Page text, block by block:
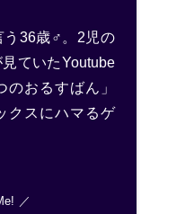
う36歳♂。2児の
ていたYoutube
おるすばん」
クスにハマるゲ